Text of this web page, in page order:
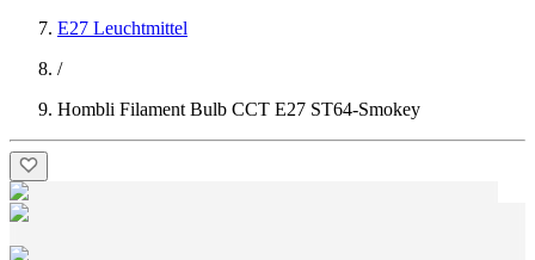
E27 Leuchtmittel
/
Hombli Filament Bulb CCT E27 ST64-Smokey